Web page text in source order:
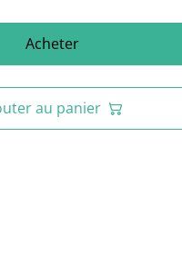
Acheter
au panier